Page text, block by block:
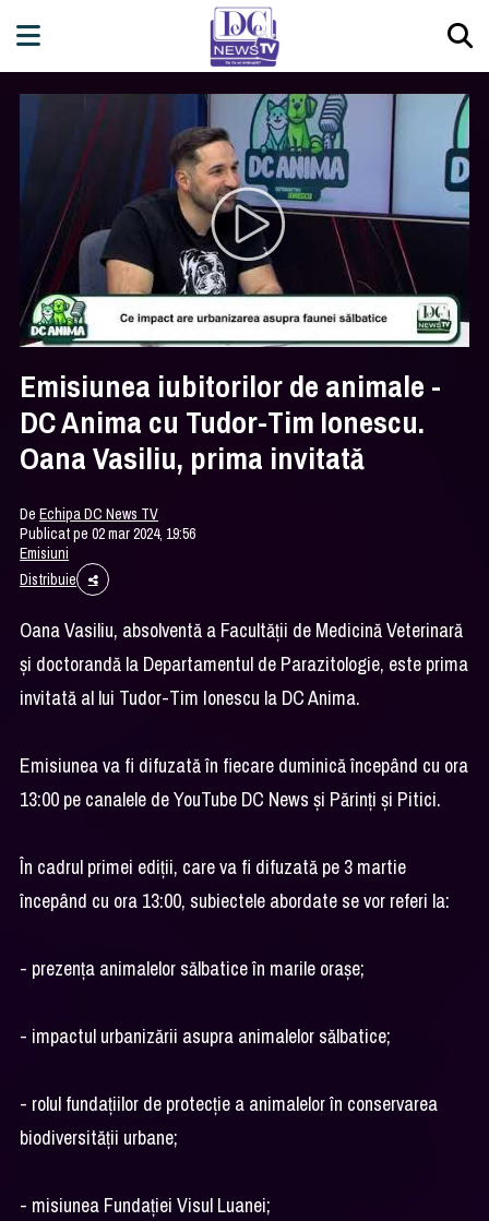
Emisiunea iubitorilor de animale -
DC Anima cu Tudor-Tim Ionescu.
Oana Vasiliu, prima invitată
DeEchipa DC News TV
Publicat pe 02 mar 2024, 19:56
Emisiuni
Distribuie
Oana Vasiliu, absolventă a Facultății de Medicină Veterinară
și doctorandă la Departamentul de Parazitologie, este prima
invitată al lui Tudor-Tim Ionescu la DC Anima.
Emisiunea va fi difuzată în fiecare duminică începând cu ora
13:00 pe canalele de YouTube DC News și Părinți și Pitici.
În cadrul primei ediții, care va fi difuzată pe 3 martie
începând cu ora 13:00, subiectele abordate se vor referi la:
- prezența animalelor sălbatice în marile orașe;
- impactul urbanizării asupra animalelor sălbatice;
- rolul fundațiilor de protecție a animalelor în conservarea
biodiversității urbane;
- misiunea Fundației Visul Luanei;